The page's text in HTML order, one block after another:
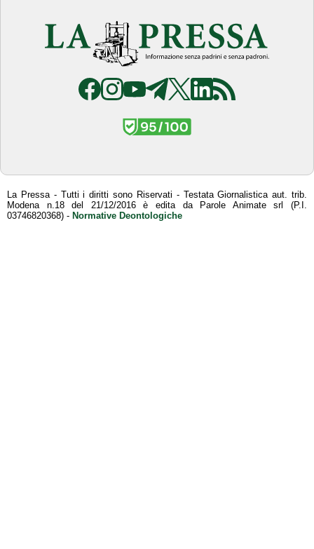
La Pressa - Tutti i diritti sono Riservati - Testata Giornalistica aut. trib.
Modena n.18 del 21/12/2016 è edita da Parole Animate srl (P.I.
03746820368) - Normative Deontologiche